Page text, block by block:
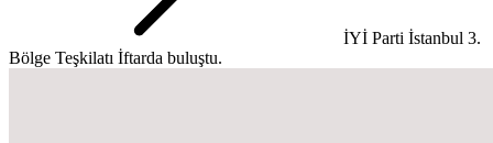
İYİ Parti İstanbul 3.
Bölge Teşkilatı İftarda buluştu.